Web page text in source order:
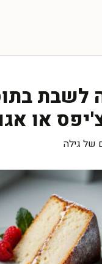
לשבת
או
של גילה